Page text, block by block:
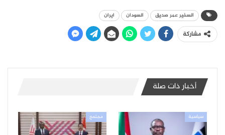
السفير عمر صديق السودان ايران
مشاركة
أخبار ذات صلة
سياسية مجتمع